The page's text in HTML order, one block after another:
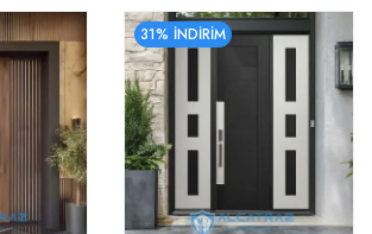
31% İNDİRİM